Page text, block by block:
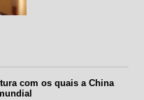
com os quais a China